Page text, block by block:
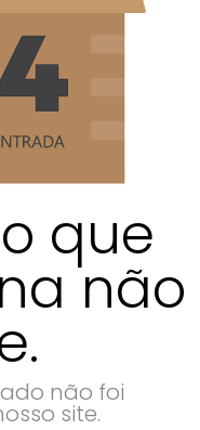
que
não
não foi
site.